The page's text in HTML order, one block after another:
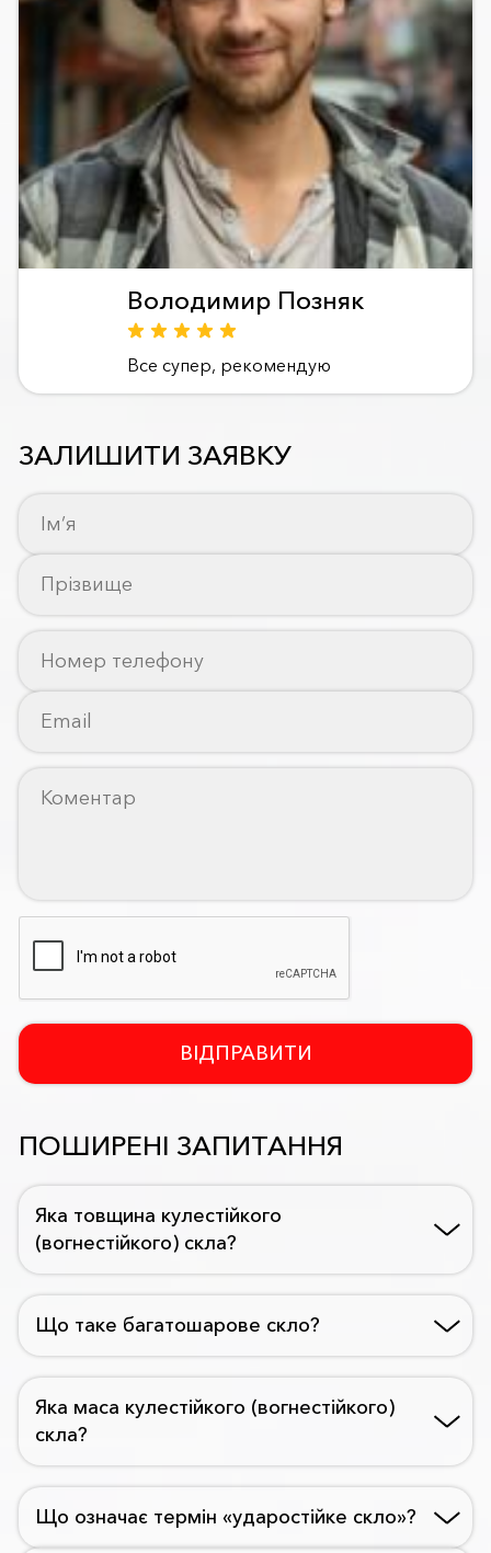
Володимир Позняк
Все супер, рекомендую
ЗАЛИШИТИ ЗАЯВКУ
ВІДПРАВИТИ
ПОШИРЕНІ ЗАПИТАННЯ
Яка товщина кулестійкого
(вогнестійкого) скла?
Що таке багатошарове скло?
Яка маса кулестійкого (вогнестійкого)
скла?
Що означає термін «ударостійке скло»?